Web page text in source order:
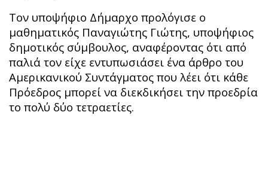
Τον υποψήφιο Δήμαρχο προλόγισε ο
μαθηματικός Παναγιώτης Γιώτης, υποψήφιος
δημοτικός σύμβουλος, αναφέροντας ότι από
παλιά τον είχε εντυπωσιάσει ένα άρθρο του
Αμερικανικού Συντάγματος που λέει ότι κάθε
Πρόεδρος μπορεί να διεκδικήσει την προεδρία
το πολύ δύο τετραετίες.